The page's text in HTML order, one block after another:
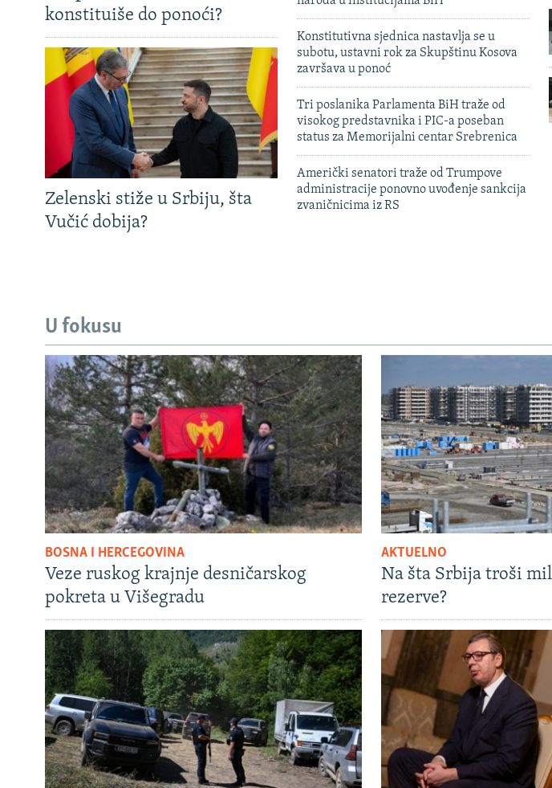
konstituiše do ponoći?
Zelenski stiže u Srbiju, šta
Vučić dobija?
Konstitutivna sjednica nastavlja se u
subotu, ustavni rok za Skupštinu Kosova
završava u ponoć
Tri poslanika Parlamenta BiH traže od
visokog predstavnika i PIC-a poseban
status za Memorijalni centar Srebrenica
Američki senatori traže od Trumpove
administracije ponovno uvođenje sankcija
zvaničnicima iz RS
U fokusu
BOSNA I HERCEGOVINA
Veze ruskog krajnje desničarskog
pokreta u Višegradu
AKTUELNO
Na šta Srbija troši
rezerve?